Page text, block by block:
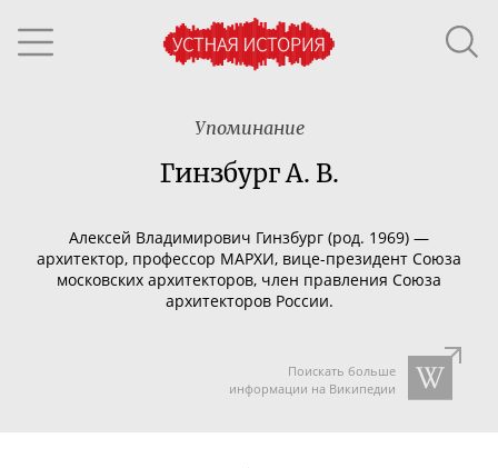
Упоминание
Гинзбург А. В.
Алексей Владимирович Гинзбург (род. 1969) —
архитектор, профессор МАРХИ, вице-президент Союза
московских архитекторов, член правления Союза
архитекторов России.
Поискать больше
информации на Википедии